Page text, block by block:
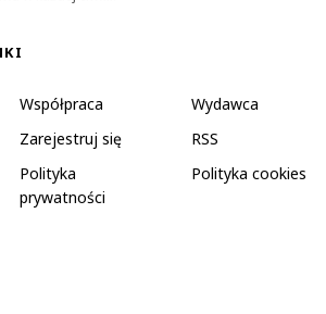
Współpraca
Wydawca
Zarejestruj się
RSS
Polityka
prywatności
Polityka cookies